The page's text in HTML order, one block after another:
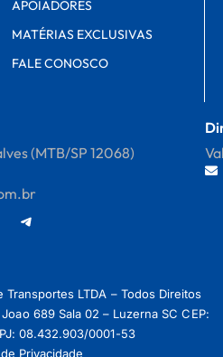
APOIADORES
MATÉRIAS EXCLUSIVAS
FALE CONOSCO
(MTB/SP 12068)
LTDA – Todos Direitos
689 Sala 02 – Luzerna SC CEP:
08.432.903/0001-53
Privacidade